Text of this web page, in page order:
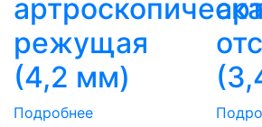
режущая
(4,2 мм)
Подробнее